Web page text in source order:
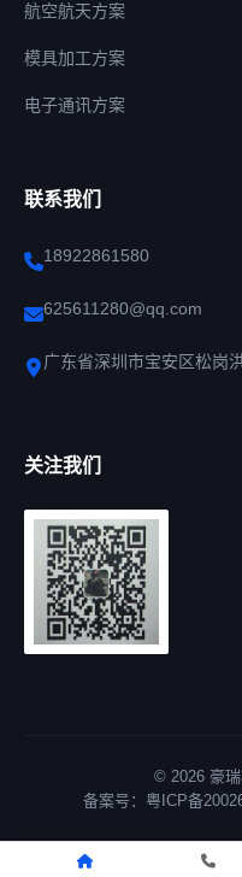
航空航天方案
模具加工方案
电子通讯方案
联系我们
18922861580
625611280@qq.com
广东省深圳市宝安区松岗
关注我们
© 2026 豪
备案号： 粤ICP备